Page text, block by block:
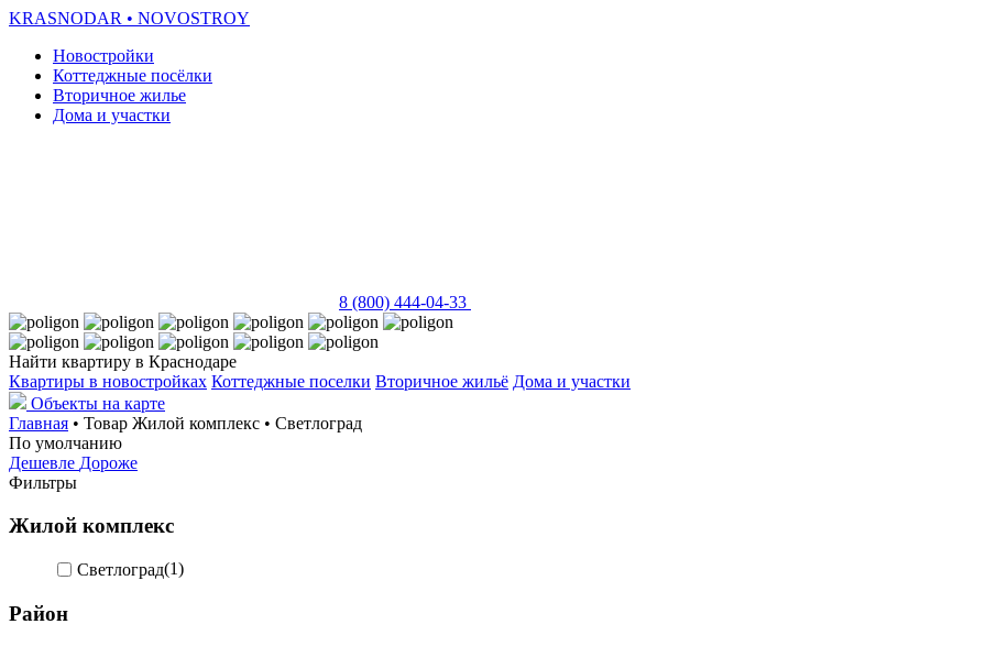
KRASNODAR • NOVOSTROY
Новостройки
Коттеджные посёлки
Вторичное жилье
Дома и участки
8 (800) 444-04-33
Найти квартиру в Краснодаре
Квартиры в новостройках Коттеджные поселки Вторичное жильё Дома и участки
Объекты на карте
Главная • Товар Жилой комплекс • Светлоград
По умолчанию
Дешевле Дороже
Фильтры
Жилой комплекс
Светлоград(1)
Район